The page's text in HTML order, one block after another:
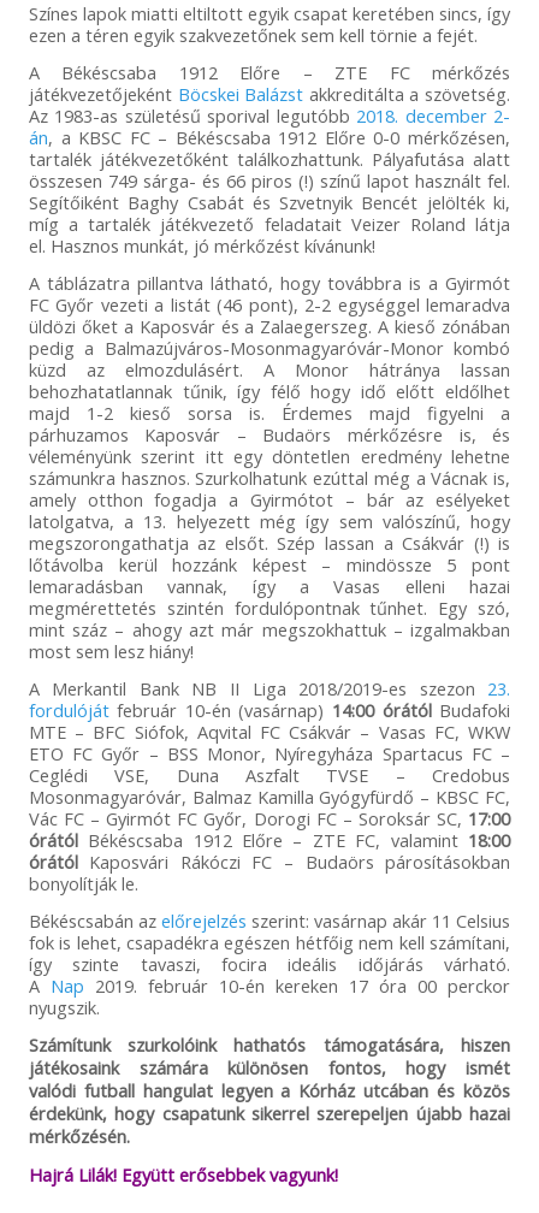
Színes lapok miatti eltiltott egyik csapat keretében sincs, így
ezen a téren egyik szakvezetőnek sem kell törnie a fejét.
A Békéscsaba 1912 Előre – ZTE FC mérkőzés
játékvezetőjeként Böcskei Balázst akkreditálta a szövetség.
Az 1983-as születésű sporival legutóbb 2018. december 2-
án, a KBSC FC – Békéscsaba 1912 Előre 0-0 mérkőzésen,
tartalék játékvezetőként találkozhattunk. Pályafutása alatt
összesen 749 sárga- és 66 piros (!) színű lapot használt fel.
Segítőiként Baghy Csabát és Szvetnyik Bencét jelölték ki,
míg a tartalék játékvezető feladatait Veizer Roland látja
el. Hasznos munkát, jó mérkőzést kívánunk!
A táblázatra pillantva látható, hogy továbbra is a Gyirmót
FC Győr vezeti a listát (46 pont), 2-2 egységgel lemaradva
üldözi őket a Kaposvár és a Zalaegerszeg. A kieső zónában
pedig a Balmazújváros-Mosonmagyaróvár-Monor kombó
küzd az elmozdulásért. A Monor hátránya lassan
behozhatatlannak tűnik, így félő hogy idő előtt eldőlhet
majd 1-2 kieső sorsa is. Érdemes majd figyelni a
párhuzamos Kaposvár – Budaörs mérkőzésre is, és
véleményünk szerint itt egy döntetlen eredmény lehetne
számunkra hasznos. Szurkolhatunk ezúttal még a Vácnak is,
amely otthon fogadja a Gyirmótot – bár az esélyeket
latolgatva, a 13. helyezett még így sem valószínű, hogy
megszorongathatja az elsőt. Szép lassan a Csákvár (!) is
lőtávolba kerül hozzánk képest – mindössze 5 pont
lemaradásban vannak, így a Vasas elleni hazai
megmérettetés szintén fordulópontnak tűnhet. Egy szó,
mint száz – ahogy azt már megszokhattuk – izgalmakban
most sem lesz hiány!
A Merkantil Bank NB II Liga 2018/2019-es szezon 23.
fordulójátfebruár 10-én (vasárnap) 14:00 órátólBudafoki
MTE – BFC Siófok, Aqvital FC Csákvár – Vasas FC, WKW
ETO FC Győr – BSS Monor, Nyíregyháza Spartacus FC –
Ceglédi VSE, Duna Aszfalt TVSE – Credobus
Mosonmagyaróvár, Balmaz Kamilla Gyógyfürdő – KBSC FC,
Vác FC – Gyirmót FC Győr, Dorogi FC – Soroksár SC, 17:00
órátólBékéscsaba 1912 Előre – ZTE FC, valamint 18:00
órátólKaposvári Rákóczi FC – Budaörs párosításokban
bonyolítják le.
Békéscsabán az előrejelzés szerint: vasárnap akár 11 Celsius
fok is lehet, csapadékra egészen hétfőig nem kell számítani,
így szinte tavaszi, focira ideális időjárás várható.
A Nap 2019. február 10-én kereken 17 óra 00 perckor
nyugszik.
Számítunk szurkolóink hathatós támogatására, hiszen
játékosaink számára különösen fontos, hogy ismét
valódi futball hangulat legyen a Kórház utcában és közös
érdekünk, hogy csapatunk sikerrel szerepeljen újabb hazai
mérkőzésén.
Hajrá Lilák! Együtt erősebbek vagyunk!